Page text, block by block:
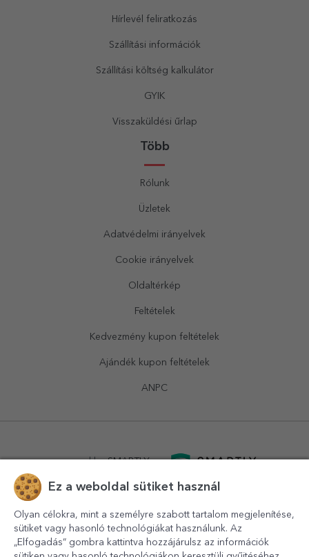
Hírlevél feliratkozás
Szállítási információk
Szállítási költség kalkulátor
GYIK
Visszaküldési űrlap
Több
Rólunk
Üzletek
Adatvédelmi irányelvek
Cookie irányelvek
Oldaltérkép
Feltételek
Kedvezmény kupon feltételek
Ajándék kupon feltételek
ANPC
powered bySMARTLY.ro
Ez a weboldal sütiket használ
Olyan célokra, mint a személyre szabott tartalom megjelenítése,
sütiket vagy hasonló technológiákat használunk. Az
„Elfogadás” gombra kattintva hozzájárulsz az információk